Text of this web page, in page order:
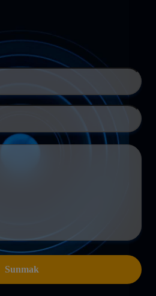
Sunmak